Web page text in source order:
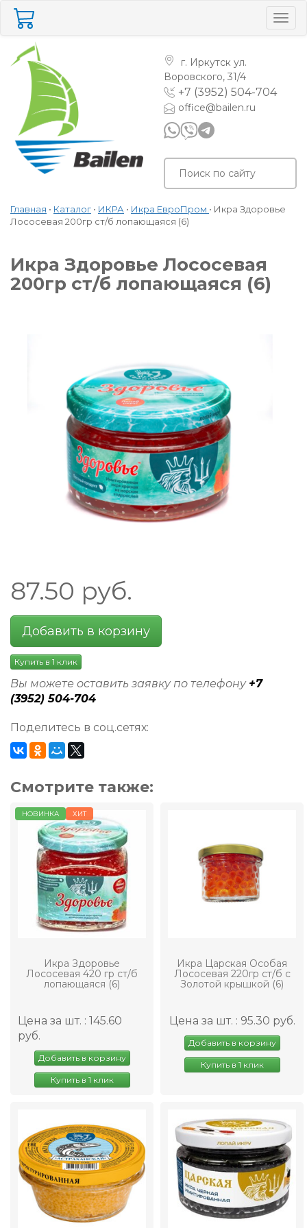
г. Иркутск ул.
Воровского, 31/4
+7 (3952) 504-704
office@bailen.ru
Главная • Каталог • ИКРА • Икра ЕвроПром • Икра Здоровье
Лососевая 200гр ст/б лопающаяся (6)
Икра Здоровье Лососевая
200гр ст/б лопающаяся (6)
87.50 руб.
Добавить в корзину
Купить в 1 клик
Вы можете оставить заявку по телефону +7
(3952) 504-704
Поделитесь в соц.сетях:
Смотрите также:
НОВИНКА ХИТ
Икра Здоровье
Лососевая 420 гр ст/б
лопающаяся (6)
Цена за шт. : 145.60
руб.
Добавить в корзину
Купить в 1 клик
Икра Царская Особая
Лососевая 220гр ст/б с
Золотой крышкой (6)
Цена за шт. : 95.30 руб.
Добавить в корзину
Купить в 1 клик